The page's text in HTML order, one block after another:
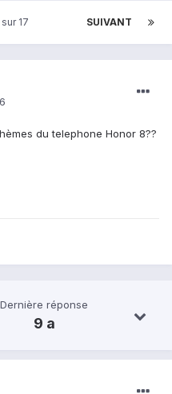
SUIVANT
17
du telephone Honor 8??
Dernière réponse
9 a